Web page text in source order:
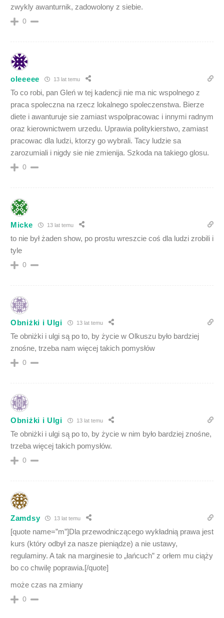
zwykly awanturnik, zadowolony z siebie.
0
oleeeee 13 lat temu
To co robi, pan Gleń w tej kadencji nie ma nic wspolnego z
praca spoleczna na rzecz lokalnego spoleczenstwa. Bierze
diete i awanturuje sie zamiast wspolpracowac i innymi radnym
oraz kierownictwem urzedu. Uprawia politykierstwo, zamiast
pracowac dla ludzi, ktorzy go wybrali. Tacy ludzie sa
zarozumiali i nigdy sie nie zmienija. Szkoda na takiego glosu.
0
Micke 13 lat temu
to nie był żaden show, po prostu wreszcie coś dla ludzi zrobili i
tyle
0
Obniżki i Ulgi 13 lat temu
Te obniżki i ulgi są po to, by życie w Olkuszu było bardziej
znośne, trzeba nam więcej takich pomysłów
0
Obniżki i Ulgi 13 lat temu
Te obniżki i ulgi są po to, by życie w nim było bardziej znośne,
trzeba więcej takich pomysłów.
0
Zamdsy 13 lat temu
[quote name=”m”]Dla przewodniczącego wykładnią prawa jest
kurs (który odbył za nasze pieniądze) a nie ustawy,
regulaminy. A tak na marginesie to „łańcuch” z orłem mu ciąży
bo co chwilę poprawia.[/quote]
może czas na zmiany
0